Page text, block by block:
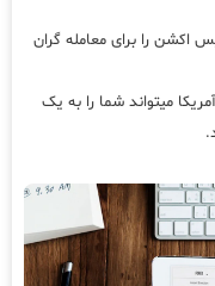
اکشن را برای معامله گران
میتواند شما را به یک